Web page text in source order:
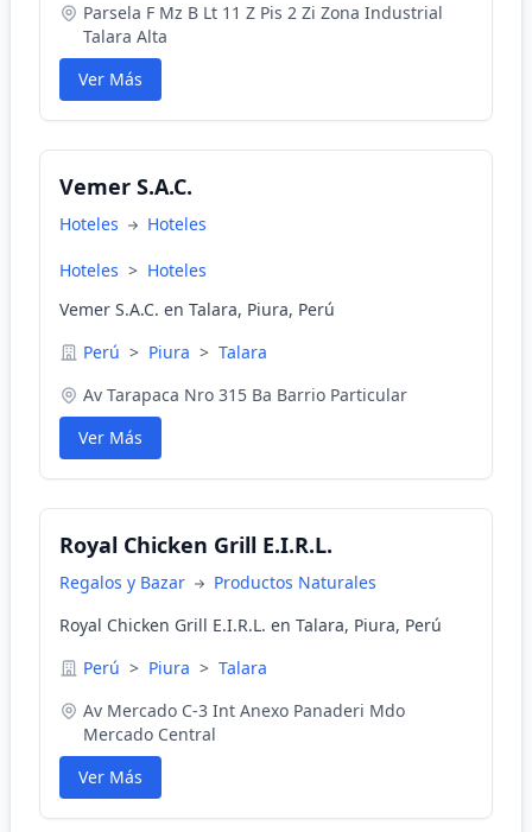
Parsela F Mz B Lt 11 Z Pis 2 Zi Zona Industrial
Talara Alta
Ver Más
Vemer S.A.C.
Hoteles Hoteles
Hoteles > Hoteles
Vemer S.A.C. en Talara, Piura, Perú
Perú > Piura > Talara
Av Tarapaca Nro 315 Ba Barrio Particular
Ver Más
Royal Chicken Grill E.I.R.L.
Regalos y Bazar
Productos Naturales
Royal Chicken Grill E.I.R.L. en Talara, Piura, Perú
Perú > Piura > Talara
Av Mercado C-3 Int Anexo Panaderi Mdo
Mercado Central
Ver Más